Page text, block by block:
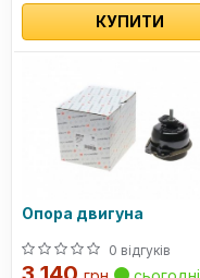
КУПИТИ
Опора двигуна
0 відгуків